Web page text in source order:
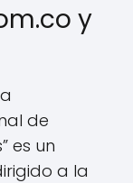
y
de
es un
a la